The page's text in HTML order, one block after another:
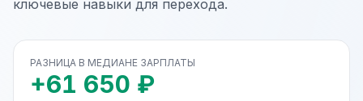
ключевые навыки для перехода.
РАЗНИЦА В МЕДИАНЕ ЗАРПЛАТЫ
+61 650 ₽